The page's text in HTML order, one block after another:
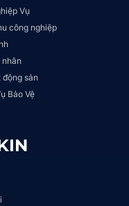
Vụ
công nghiệp
nhân
động sản
Bảo Vệ